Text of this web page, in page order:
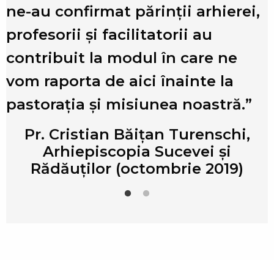
ne-au confirmat părinții arhierei,
profesorii şi facilitatorii au
contribuit la modul în care ne
vom raporta de aici înainte la
pastorația şi misiunea noastră.”
Pr. Cristian Băițan Turenschi,
Arhiepiscopia Sucevei şi
Rădăuților (octombrie 2019)